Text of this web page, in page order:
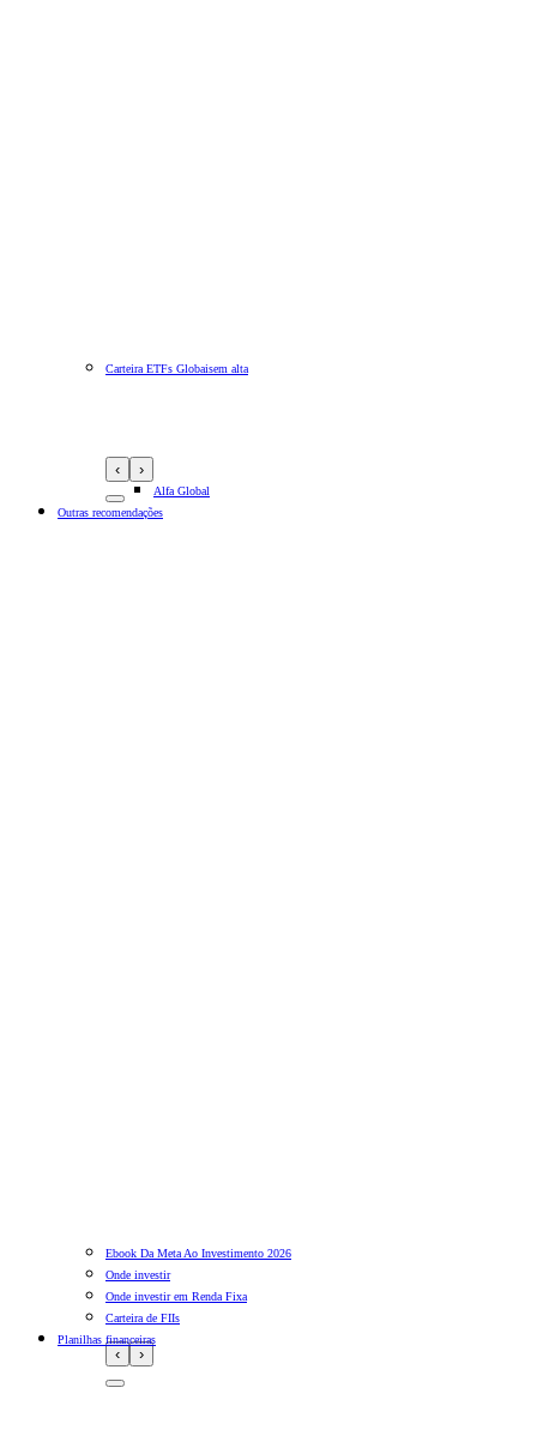
‹ ›
Carteira ETFs Globaisem alta
Alfa Global
Outras recomendações
‹ ›
Ebook Da Meta Ao Investimento 2026
Onde investir
Onde investir em Renda Fixa
Carteira de FIIs
Planilhas financeiras